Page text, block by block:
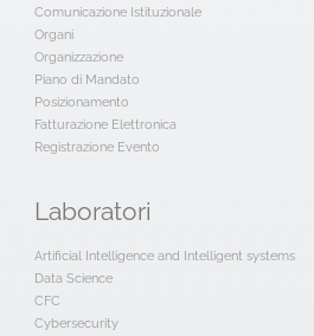
Comunicazione Istituzionale
Organi
Organizzazione
Piano di Mandato
Posizionamento
Fatturazione Elettronica
Registrazione Evento
Laboratori
Artificial Intelligence and Intelligent systems
Data Science
CFC
Cybersecurity